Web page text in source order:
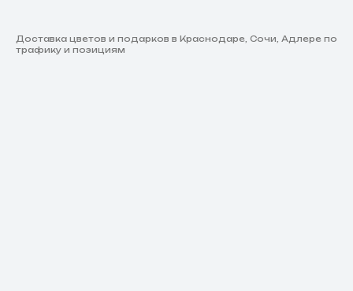
Доставка цветов и подарков в Краснодаре, Сочи, Адлере по
трафику и позициям